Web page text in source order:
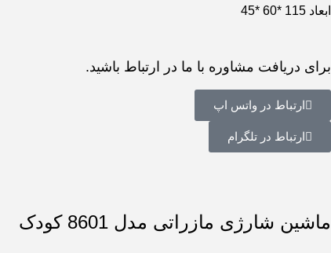
ابعاد 115 *60 *45
برای دریافت مشاوره با ما در ارتباط باشید.
ارتباط در واتس اپ
ارتباط در تلگرام
ماشین شارژی مازراتی مدل 8601 کودک